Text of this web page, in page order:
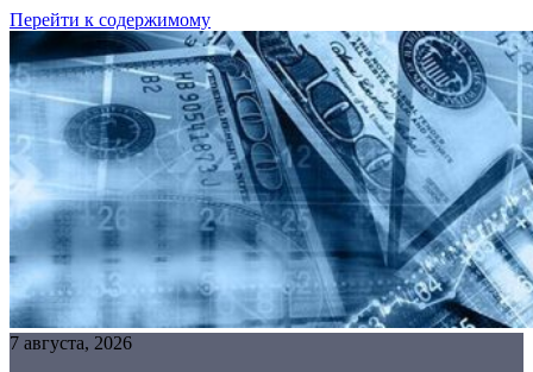
Перейти к содержимому
7 августа, 2026